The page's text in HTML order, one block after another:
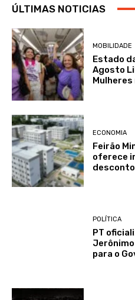
ÚLTIMAS NOTICIAS
MOBILIDADE
Estado
Agosto
ECONOMIA
Feirão
oferece
POLÍTICA
PT
para o